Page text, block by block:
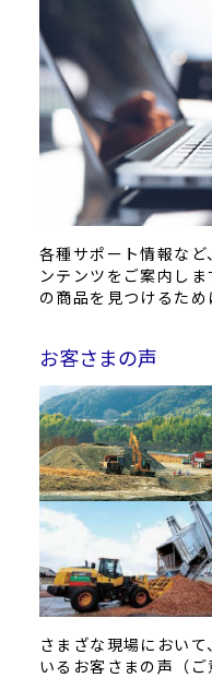
各種サポート情報な
ンテンツをご案内し
の商品を見つけるため
お客さまの声
さまざな現場におい
いるお客さまの声（ご